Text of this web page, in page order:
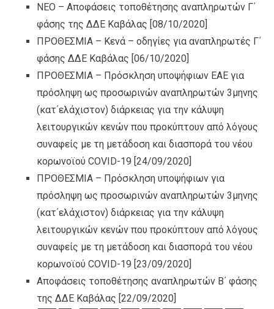
NEO – Αποφάσεις τοποθέτησης αναπληρωτών Γ΄
φάσης της ΔΔΕ Καβάλας [08/10/2020]
ΠΡΟΘΕΣΜΙΑ – Κενά – οδηγίες για αναπληρωτές Γ΄
φάσης ΔΔΕ Καβάλας [06/10/2020]
ΠΡΟΘΕΣΜΙΑ – Πρόσκληση υποψήφιων ΕΑΕ για
πρόσληψη ως προσωρινών αναπληρωτών 3μηνης
(κατ΄ελάχιστον) διάρκειας για την κάλυψη
λειτουργικών κενών που προκύπτουν από λόγους
συναφείς με τη μετάδοση και διασπορά του νέου
κορωνοϊού COVID-19 [24/09/2020]
ΠΡΟΘΕΣΜΙΑ – Πρόσκληση υποψήφιων για
πρόσληψη ως προσωρινών αναπληρωτών 3μηνης
(κατ΄ελάχιστον) διάρκειας για την κάλυψη
λειτουργικών κενών που προκύπτουν από λόγους
συναφείς με τη μετάδοση και διασπορά του νέου
κορωνοϊού COVID-19 [23/09/2020]
Αποφάσεις τοποθέτησης αναπληρωτών Β΄ φάσης
της ΔΔΕ Καβάλας [22/09/2020]